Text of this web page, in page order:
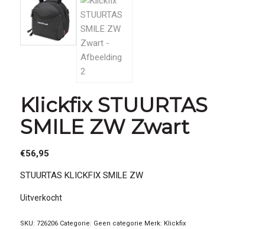
Klickfix STUURTAS
SMILE ZW Zwart
€56,95
STUURTAS KLICKFIX SMILE ZW
Uitverkocht
SKU: 726206 Categorie: Geen categorie Merk: Klickfix